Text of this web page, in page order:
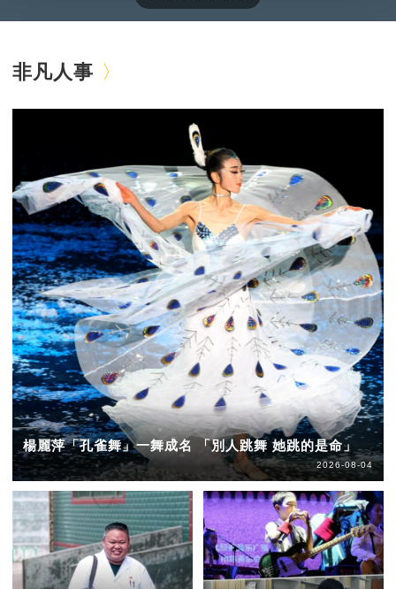
非凡人事
楊麗萍「孔雀舞」一舞成名 「別人跳舞 她跳的是命」
2026-08-04